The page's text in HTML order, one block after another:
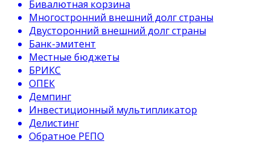
Бивалютная корзина
Многостронний внешний долг страны
Двусторонний внешний долг страны
Банк-эмитент
Местные бюджеты
БРИКС
ОПЕК
Демпинг
Инвестиционный мультипликатор
Делистинг
Обратное РЕПО